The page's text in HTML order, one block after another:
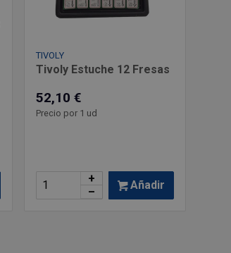
TIVOLY
Tivoly Estuche 12 Fresas
52,10 €
Precio por 1 ud
+
–
Añadir